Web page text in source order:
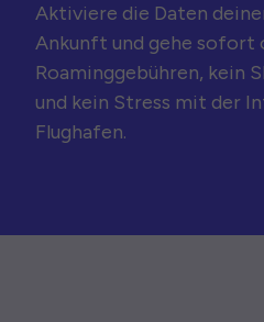
Aktiviere die Daten
Ankunft und gehe sofort
Roaminggebühren, kein
und kein Stress mit der
Flughafen.